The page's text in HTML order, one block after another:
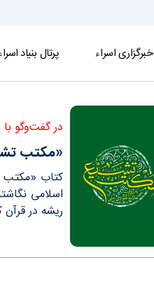
خبرگزاری اسراء پرتال بنیاد
در گفت‌وگو
«مکتب
کتاب «مکتب
اسلامی
ریشه در